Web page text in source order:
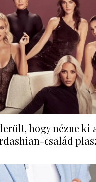
hogy nézne ki
család